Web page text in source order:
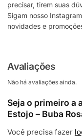
precisar, tirem suas
Sigam nosso Instagram
novidades e
Avaliações
Não há avaliações ainda.
Seja o primeiro a
Estojo – Buba
Você precisa fazer